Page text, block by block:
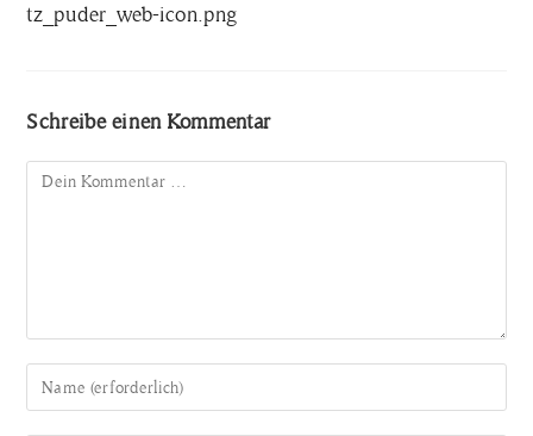
tz_puder_web-icon.png
Schreibe einen Kommentar